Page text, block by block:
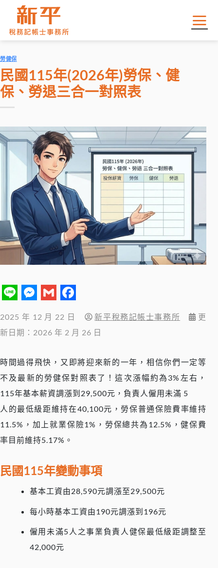
content
勞健保
民國115年(2026年)勞保、健
保、勞退三合一對照表
LineMessengerFacebook
2025 年 12 月 22 日 新平稅務記帳士事務所
更
新日期：2026 年 2 月 26 日
時間過得飛快，又即將迎來新的一年，相信你們一定等
不及最新的勞健保對照表了！這次漲幅約為3%左右，
115年基本薪資調漲到29,500元，負責人僱用未滿 5
人的最低級距維持在40,100元，勞保普通保險費率維持
11.5%，加上就業保險1%，勞保總共為12.5%，健保費
率目前維持5.17%。
民國115年變動事項
基本工資由28,590元調漲至29,500元
每小時基本工資由190元調漲到196元
僱用未滿5人之事業負責人健保最低級距調整至
42,000元